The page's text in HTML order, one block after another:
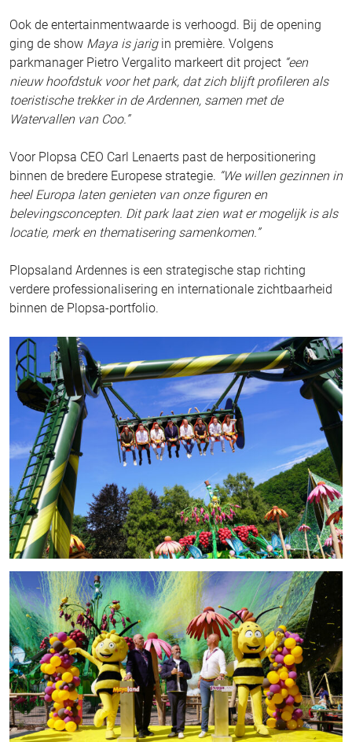
Ook de entertainmentwaarde is verhoogd. Bij de opening
ging de show Maya is jarigin première. Volgens
parkmanager Pietro Vergalito markeert dit project “een
nieuw hoofdstuk voor het park, dat zich blijft profileren als
toeristische trekker in de Ardennen, samen met de
Watervallen van Coo.”
Voor Plopsa CEO Carl Lenaerts past de herpositionering
binnen de bredere Europese strategie. “We willen gezinnen in
heel Europa laten genieten van onze figuren en
belevingsconcepten. Dit park laat zien wat er mogelijk is als
locatie, merk en thematisering samenkomen.”
Plopsaland Ardennes is een strategische stap richting
verdere professionalisering en internationale zichtbaarheid
binnen de Plopsa-portfolio.